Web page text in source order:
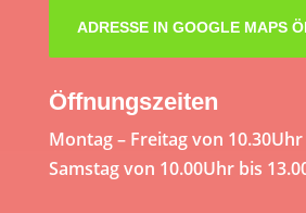
ADRESSE IN GOOGLE MAPS
Öffnungszeiten
Montag – Freitag von
Samstag von 10.00Uhr bis